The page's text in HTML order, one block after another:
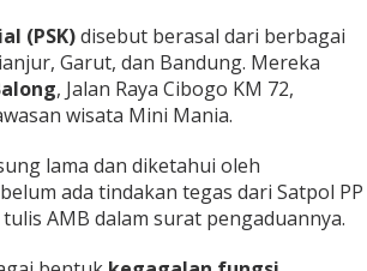
(PSK)disebut berasal dari berbagai
Garut, dan Bandung. Mereka
, Jalan Raya Cibogo KM 72,
wisata Mini Mania.
lama dan diketahui oleh
ada tindakan tegas dari Satpol PP
AMB dalam surat pengaduannya.